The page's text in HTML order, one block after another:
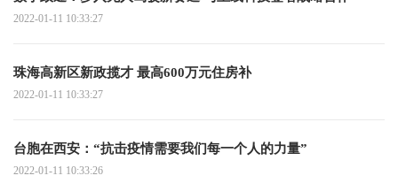
2022-01-11 10:33:27
珠海高新区新政揽才 最高600万元住房补
2022-01-11 10:33:27
台胞在西安：“抗击疫情需要我们每一个人的力量”
2022-01-11 10:33:26